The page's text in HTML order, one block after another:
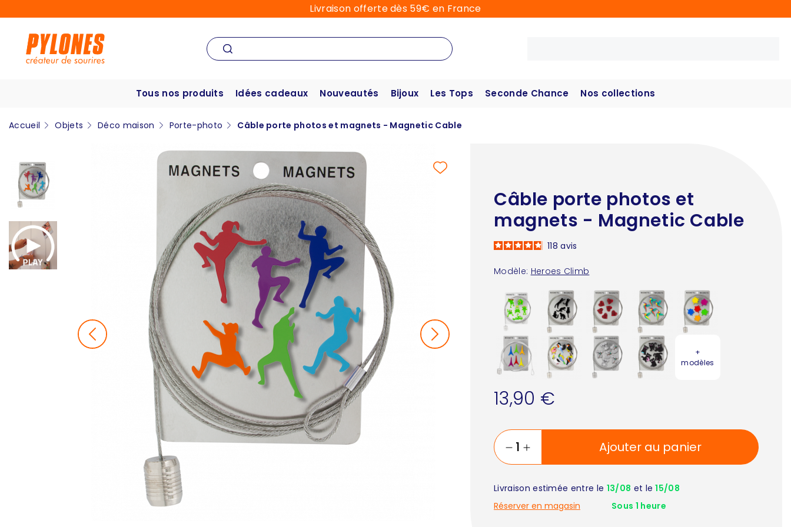
Livraison offerte dès 59€ en France
Tous nos produits Idées cadeaux Nouveautés Bijoux Les Tops Seconde Chance Nos collections
Accueil Objets Déco maison Porte-photo Câble porte photos et magnets - Magnetic Cable
Câble porte photos et
magnets - Magnetic Cable
Modèle: Heroes Climb
118avis
+
modèles
13,90 €
Ajouter au panier
Livraison estimée entre le 13/08 et le15/08
Réserver en magasin
Sous 1 heure